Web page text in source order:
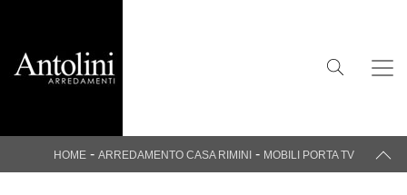
HOME- ARREDAMENTO CASA RIMINI - MOBILI PORTA TV